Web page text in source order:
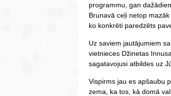
programmu, gan
Brunavā ceļi netop
ko konkrēti paredzēts
Uz saviem jautājumiem
vietnieces Džinetas
sagatavojusi atbildes uz
Vispirms jau es apšaubu
zema, ka tos, kā domā